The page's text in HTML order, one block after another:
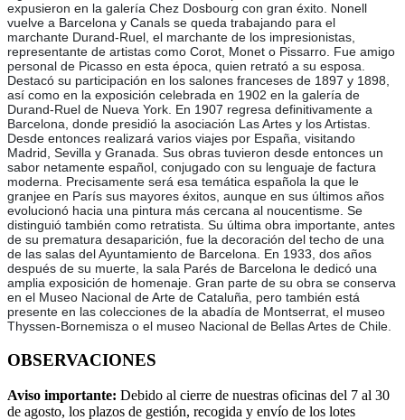
expusieron en la galería Chez Dosbourg con gran éxito. Nonell
vuelve a Barcelona y Canals se queda trabajando para el
marchante Durand-Ruel, el marchante de los impresionistas,
representante de artistas como Corot, Monet o Pissarro. Fue amigo
personal de Picasso en esta época, quien retrató a su esposa.
Destacó su participación en los salones franceses de 1897 y 1898,
así como en la exposición celebrada en 1902 en la galería de
Durand-Ruel de Nueva York. En 1907 regresa definitivamente a
Barcelona, donde presidió la asociación Las Artes y los Artistas.
Desde entonces realizará varios viajes por España, visitando
Madrid, Sevilla y Granada. Sus obras tuvieron desde entonces un
sabor netamente español, conjugado con su lenguaje de factura
moderna. Precisamente será esa temática española la que le
granjee en París sus mayores éxitos, aunque en sus últimos años
evolucionó hacia una pintura más cercana al noucentisme. Se
distinguió también como retratista. Su última obra importante, antes
de su prematura desaparición, fue la decoración del techo de una
de las salas del Ayuntamiento de Barcelona. En 1933, dos años
después de su muerte, la sala Parés de Barcelona le dedicó una
amplia exposición de homenaje. Gran parte de su obra se conserva
en el Museo Nacional de Arte de Cataluña, pero también está
presente en las colecciones de la abadía de Montserrat, el museo
Thyssen-Bornemisza o el museo Nacional de Bellas Artes de Chile.
OBSERVACIONES
Aviso importante: Debido al cierre de nuestras oficinas del 7 al 30
de agosto, los plazos de gestión, recogida y envío de los lotes